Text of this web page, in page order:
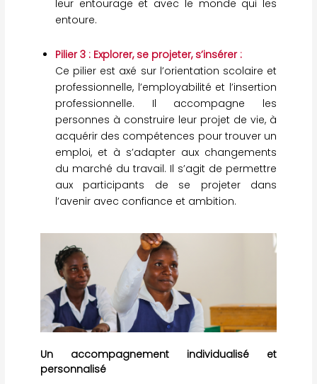
leur entourage et avec le monde qui les
entoure.
Pilier 3 : Explorer, se projeter, s’insérer :
Ce pilier est axé sur l’orientation scolaire et
professionnelle, l’employabilité et l’insertion
professionnelle. Il accompagne les
personnes à construire leur projet de vie, à
acquérir des compétences pour trouver un
emploi, et à s’adapter aux changements
du marché du travail. Il s’agit de permettre
aux participants de se projeter dans
l’avenir avec confiance et ambition.
Un accompagnement individualisé et
personnalisé